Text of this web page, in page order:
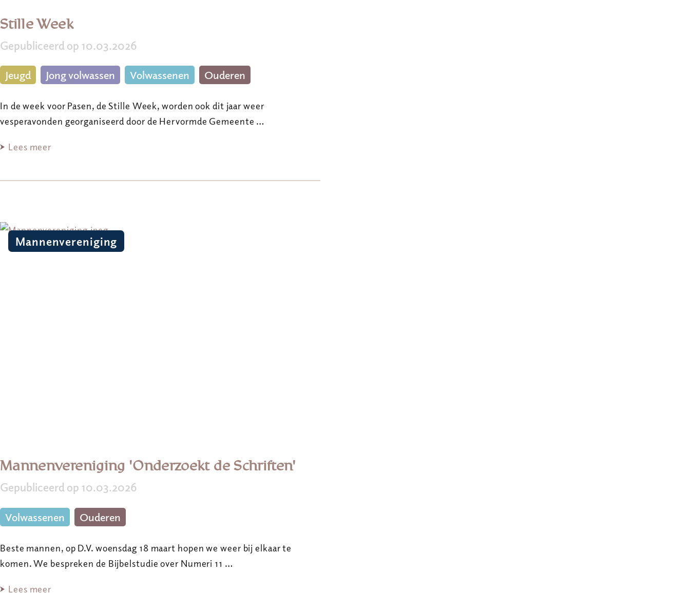
Stille Week
Gepubliceerd op 10.03.2026
Jeugd Jong volwassen Volwassenen Ouderen
In de week voor Pasen, de Stille Week, worden ook dit jaar weer
vesperavonden georganiseerd door de Hervormde Gemeente …
Lees meer
Mannenvereniging
Mannenvereniging 'Onderzoekt de Schriften'
Gepubliceerd op 10.03.2026
Volwassenen Ouderen
Beste mannen, op D.V. woensdag 18 maart hopen we weer bij elkaar te
komen. We bespreken de Bijbelstudie over Numeri 11 …
Lees meer